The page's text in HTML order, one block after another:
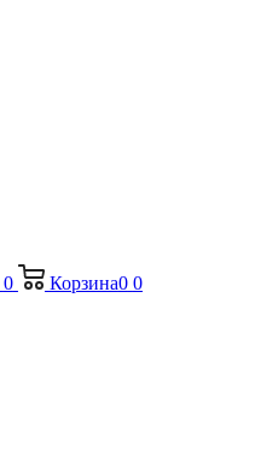
0 Корзина0 0